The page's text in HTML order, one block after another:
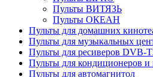
Пульты ВИТЯЗЬ
Пульты ОКЕАН
Пульты для домашних
Пульты для музыкальных
Пульты для ресиверов DVB-
Пульты для кондиционеров и
Пульты для автомагнитол